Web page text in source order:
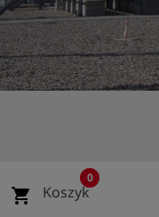
shieldRejestracja
shopping_cart Koszyk
0